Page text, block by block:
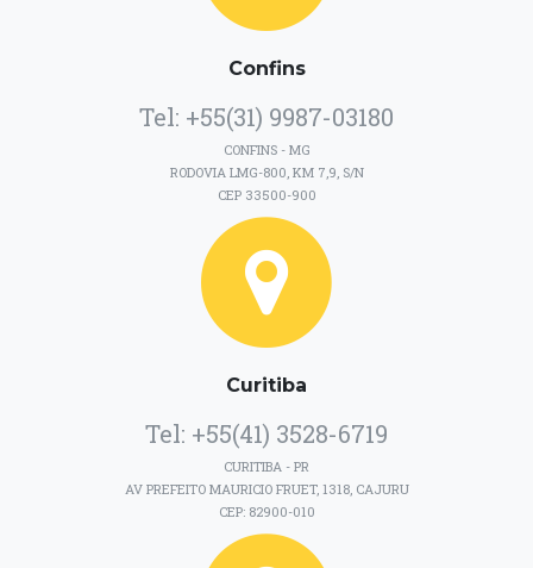
Confins
Tel: +55(31) 9987-03180
CONFINS - MG
RODOVIA LMG-800, KM 7,9, S/N
CEP 33500-900
Curitiba
Tel: +55(41) 3528-6719
CURITIBA - PR
AV PREFEITO MAURICIO FRUET, 1318, CAJURU
CEP: 82900-010